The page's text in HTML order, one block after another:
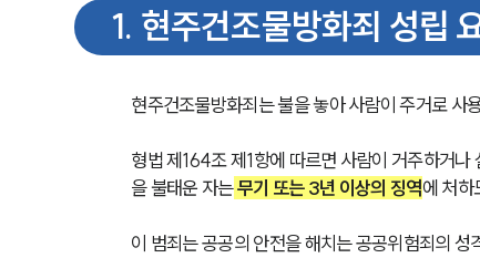
1. 현주건조물방화죄 성립
현주건조물방화죄는 불을 놓아 사람이 주거로 사
형법 제164조 제1항에 따르면 사람이 거주하거
을 불태운 자는 무기 또는 3년 이상의 징역에 처하
이 범죄는 공공의 안전을 해치는 공공위험죄의